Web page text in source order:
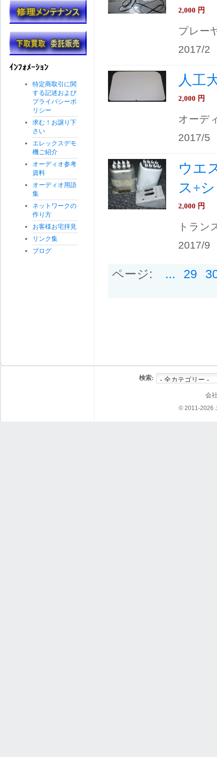
2,000 円
プレー
2017/2
人工
2,000 円
オーデ
2017/5
ウエ
ス+
2,000 円
トラン
2017/9
ページ: ... 29
ｲﾝﾌｫﾒｰｼｮﾝ
特定商取引に関
する記述および
プライバシーポ
リシー
求む！お譲り下
さい
エレックスデモ
機ご紹介
オーディオ参考
資料
オーディオ用語
集
ネットワークの
作り方
お客様お宅拝見
リンク集
ブログ
検索:
会
© 2011-2026